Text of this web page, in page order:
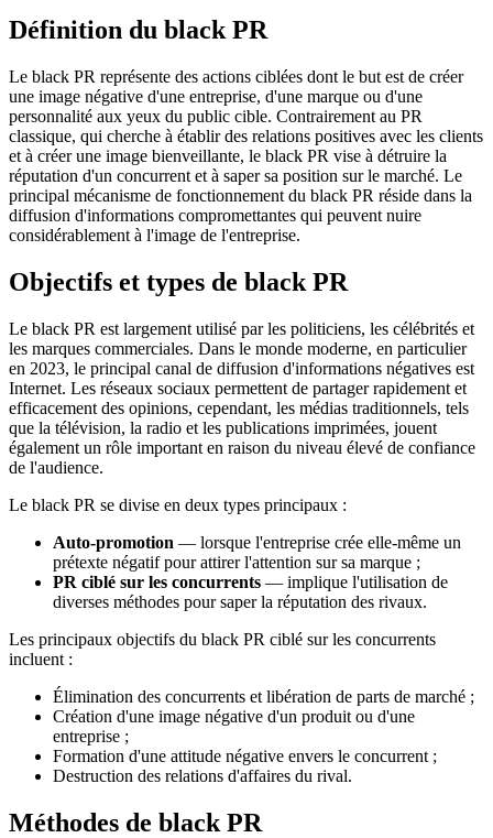
Définition du black PR
Le black PR représente des actions ciblées dont le but est de créer
une image négative d'une entreprise, d'une marque ou d'une
personnalité aux yeux du public cible. Contrairement au PR
classique, qui cherche à établir des relations positives avec les clients
et à créer une image bienveillante, le black PR vise à détruire la
réputation d'un concurrent et à saper sa position sur le marché. Le
principal mécanisme de fonctionnement du black PR réside dans la
diffusion d'informations compromettantes qui peuvent nuire
considérablement à l'image de l'entreprise.
Objectifs et types de black PR
Le black PR est largement utilisé par les politiciens, les célébrités et
les marques commerciales. Dans le monde moderne, en particulier
en 2023, le principal canal de diffusion d'informations négatives est
Internet. Les réseaux sociaux permettent de partager rapidement et
efficacement des opinions, cependant, les médias traditionnels, tels
que la télévision, la radio et les publications imprimées, jouent
également un rôle important en raison du niveau élevé de confiance
de l'audience.
Le black PR se divise en deux types principaux :
Auto-promotion — lorsque l'entreprise crée elle-même un
prétexte négatif pour attirer l'attention sur sa marque ;
PR ciblé sur les concurrents — implique l'utilisation de
diverses méthodes pour saper la réputation des rivaux.
Les principaux objectifs du black PR ciblé sur les concurrents
incluent :
Élimination des concurrents et libération de parts de marché ;
Création d'une image négative d'un produit ou d'une
entreprise ;
Formation d'une attitude négative envers le concurrent ;
Destruction des relations d'affaires du rival.
Méthodes de black PR